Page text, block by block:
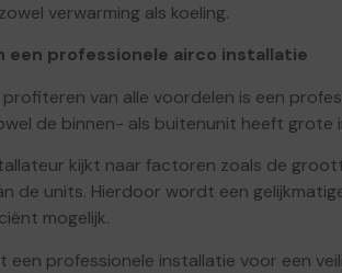
verwarming als koeling.
een professionele airco installatie
van alle voordelen is een
de binnen- als buitenunit heeft
kijkt naar factoren zoals de
de units. Hierdoor wordt een
mogelijk.
een professionele installatie voor een